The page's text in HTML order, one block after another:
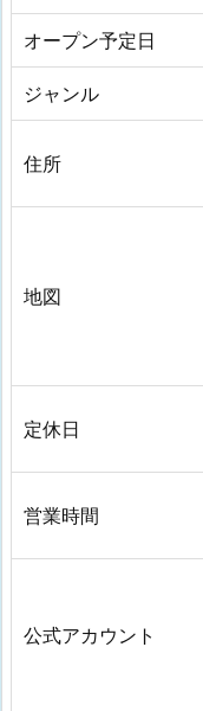
オープン予定日
ジャンル
住所
地図
定休日
営業時間
公式アカウント